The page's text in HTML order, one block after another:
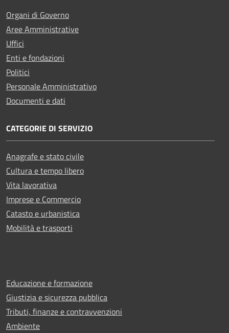
Organi di Governo
Aree Amministrative
Uffici
Enti e fondazioni
Politici
Personale Amministrativo
Documenti e dati
CATEGORIE DI SERVIZIO
Anagrafe e stato civile
Cultura e tempo libero
Vita lavorativa
Imprese e Commercio
Catasto e urbanistica
Mobilità e trasporti
Educazione e formazione
Giustizia e sicurezza pubblica
Tributi, finanze e contravvenzioni
Ambiente